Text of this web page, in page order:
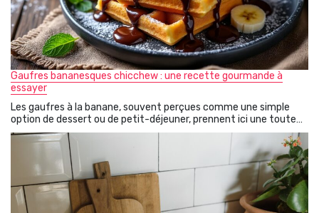
Gaufres bananesques chicchew : une recette gourmande à
essayer
Les gaufres à la banane, souvent perçues comme une simple
option de dessert ou de petit-déjeuner, prennent ici une toute…